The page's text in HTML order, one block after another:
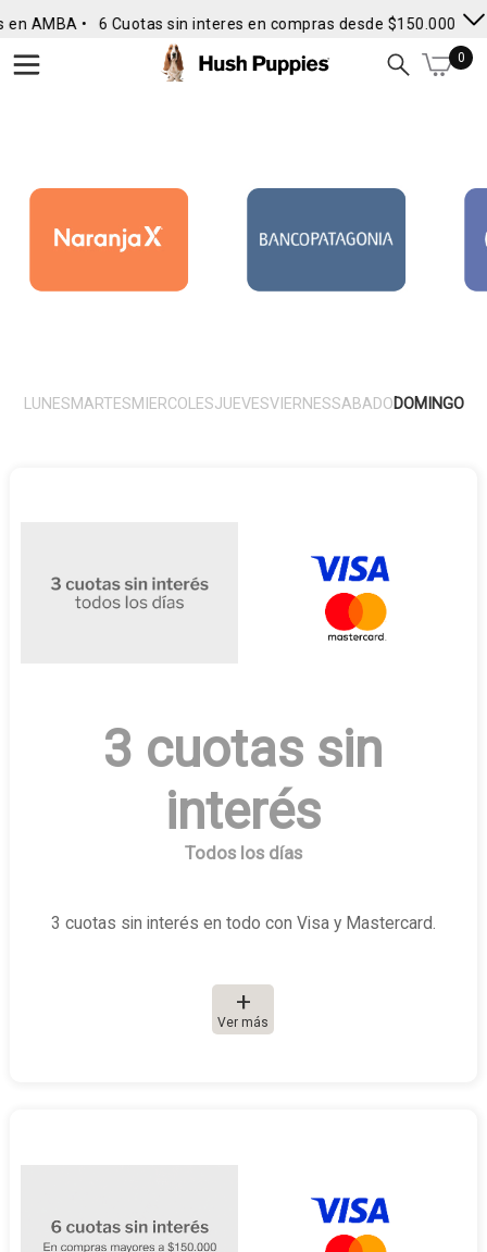
AMBA • 6 Cuotas sin interes en compras desde $150.000 •
0
LUNESMARTESMIERCOLESJUEVESVIERNESSABADODOMINGO
3 cuotas sin
interés
Todos los días
3 cuotas sin interés en todo con Visa y Mastercard.
Ver más